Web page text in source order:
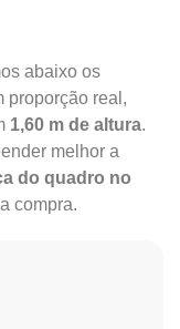
abaixo os
proporção real,
1,60 m de altura.
melhor a
do quadro no
compra.